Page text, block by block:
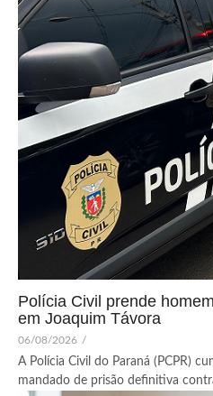
Polícia Civil prende
em Joaquim Távora
06/08/2026 /
A Polícia Civil do Paraná (PCPR)
mandado de prisão definitiva